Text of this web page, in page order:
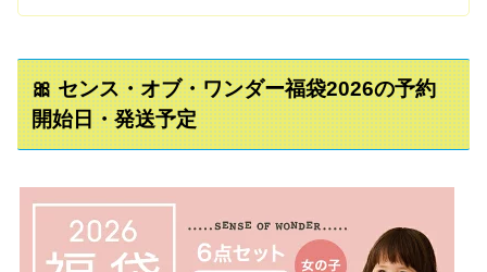
🎀 センス・オブ・ワンダー福袋2026の予約
開始日・発送予定